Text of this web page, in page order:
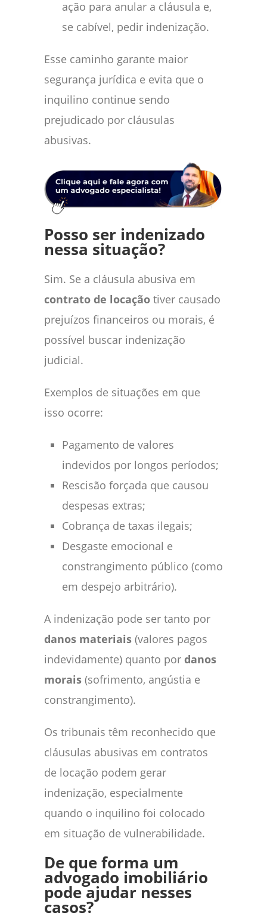
ação para anular a cláusula e,
se cabível, pedir indenização.
Esse caminho garante maior
segurança jurídica e evita que o
inquilino continue sendo
prejudicado por cláusulas
abusivas.
Posso ser indenizado
nessa situação?
Sim. Se a cláusula abusiva em
contrato de locação tiver causado
prejuízos financeiros ou morais, é
possível buscar indenização
judicial.
Exemplos de situações em que
isso ocorre:
Pagamento de valores
indevidos por longos períodos;
Rescisão forçada que causou
despesas extras;
Cobrança de taxas ilegais;
Desgaste emocional e
constrangimento público (como
em despejo arbitrário).
A indenização pode ser tanto por
danos materiais (valores pagos
indevidamente) quanto por danos
morais (sofrimento, angústia e
constrangimento).
Os tribunais têm reconhecido que
cláusulas abusivas em contratos
de locação podem gerar
indenização, especialmente
quando o inquilino foi colocado
em situação de vulnerabilidade.
De que forma um
advogado imobiliário
pode ajudar nesses
casos?